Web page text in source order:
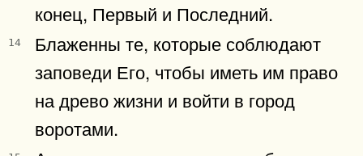
конец, Первый и Последний.
14
Блаженны те, которые соблюдают
заповеди Его, чтобы иметь им право
на древо жизни и войти в город
воротами.